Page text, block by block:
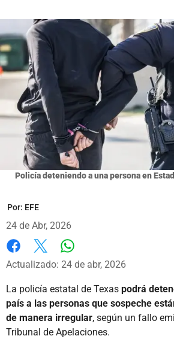
Policía deteniendo a una persona en
Por: EFE
24 de Abr, 2026
Facebook
X
Actualizado: 24 de abr, 2026
La policía estatal de Texas podrá
país a las personas que sospeche
de manera irregular, según un fallo
Tribunal de Apelaciones.